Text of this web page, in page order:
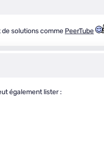
de solutions comme PeerTube
également lister :